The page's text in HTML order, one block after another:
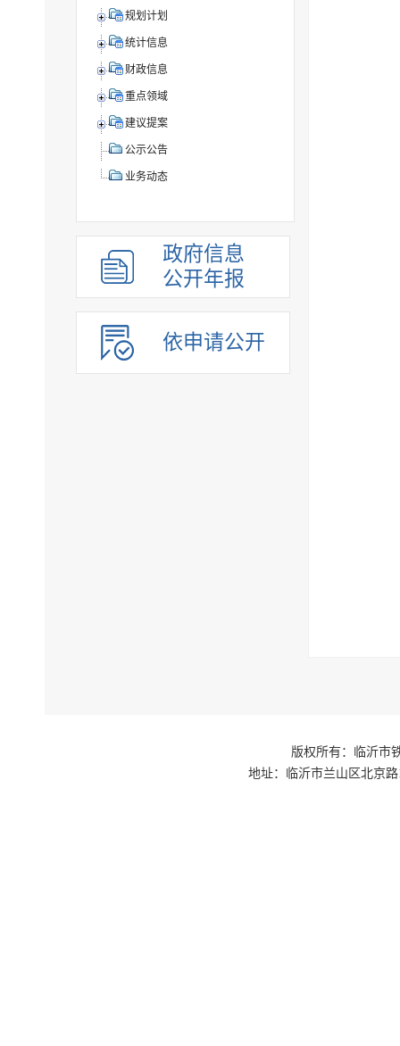
规划计划
统计信息
财政信息
重点领域
建议提案
公示公告
业务动态
政府信息
公开年报
依申请公开
版权所有：临沂市
地址：临沂市兰山区北京路